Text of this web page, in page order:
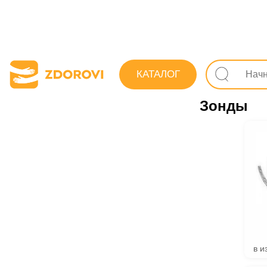
КАТАЛОГ
Поиск
Расходные
Зонды
в